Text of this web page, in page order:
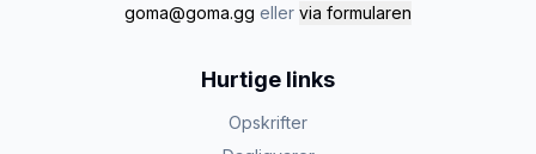
goma@goma.gg eller via formularen
Hurtige links
Opskrifter